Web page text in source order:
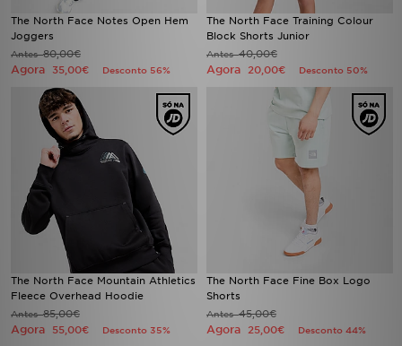
The North Face Notes Open Hem
Joggers
Antes80,00€
Agora 35,00€ Desconto 56%
The North Face Training Colour
Block Shorts Junior
Antes40,00€
Agora 20,00€ Desconto 50%
The North Face Mountain Athletics
Fleece Overhead Hoodie
Antes85,00€
Agora 55,00€ Desconto 35%
The North Face Fine Box Logo
Shorts
Antes45,00€
Agora 25,00€ Desconto 44%